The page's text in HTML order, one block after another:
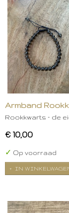
Armband
Rookkwarts – de
€ 10,00
✓ Op voorraad
IN